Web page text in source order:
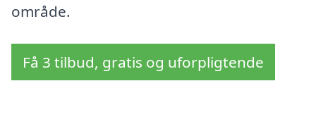
område.
Få 3 tilbud, gratis og uforpligtende